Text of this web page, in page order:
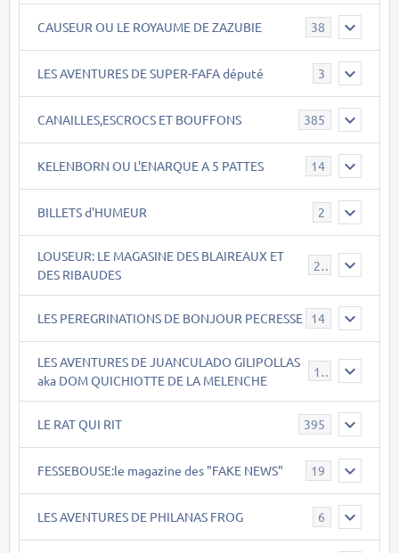
CAUSEUR OU LE ROYAUME DE ZAZUBIE 38
LES AVENTURES DE SUPER-FAFA député 3
CANAILLES,ESCROCS ET BOUFFONS 385
KELENBORN OU L'ENARQUE A 5 PATTES 14
BILLETS d'HUMEUR 2
LOUSEUR: LE MAGASINE DES BLAIREAUX ET
DES RIBAUDES
21
LES PEREGRINATIONS DE BONJOUR PECRESSE 14
LES AVENTURES DE JUANCULADO GILIPOLLAS
aka DOM QUICHIOTTE DE LA MELENCHE
119
LE RAT QUI RIT 395
FESSEBOUSE:le magazine des "FAKE NEWS" 19
LES AVENTURES DE PHILANAS FROG 6